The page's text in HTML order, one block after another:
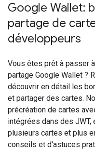
Google Wallet:
partage de
développeurs
Vous êtes prêt à passer
partage Google Wallet ?
découvrir en détail les
et partager des cartes.
précréation de cartes
intégrées dans des JWT,
plusieurs cartes et plus
conseils et d'astuces